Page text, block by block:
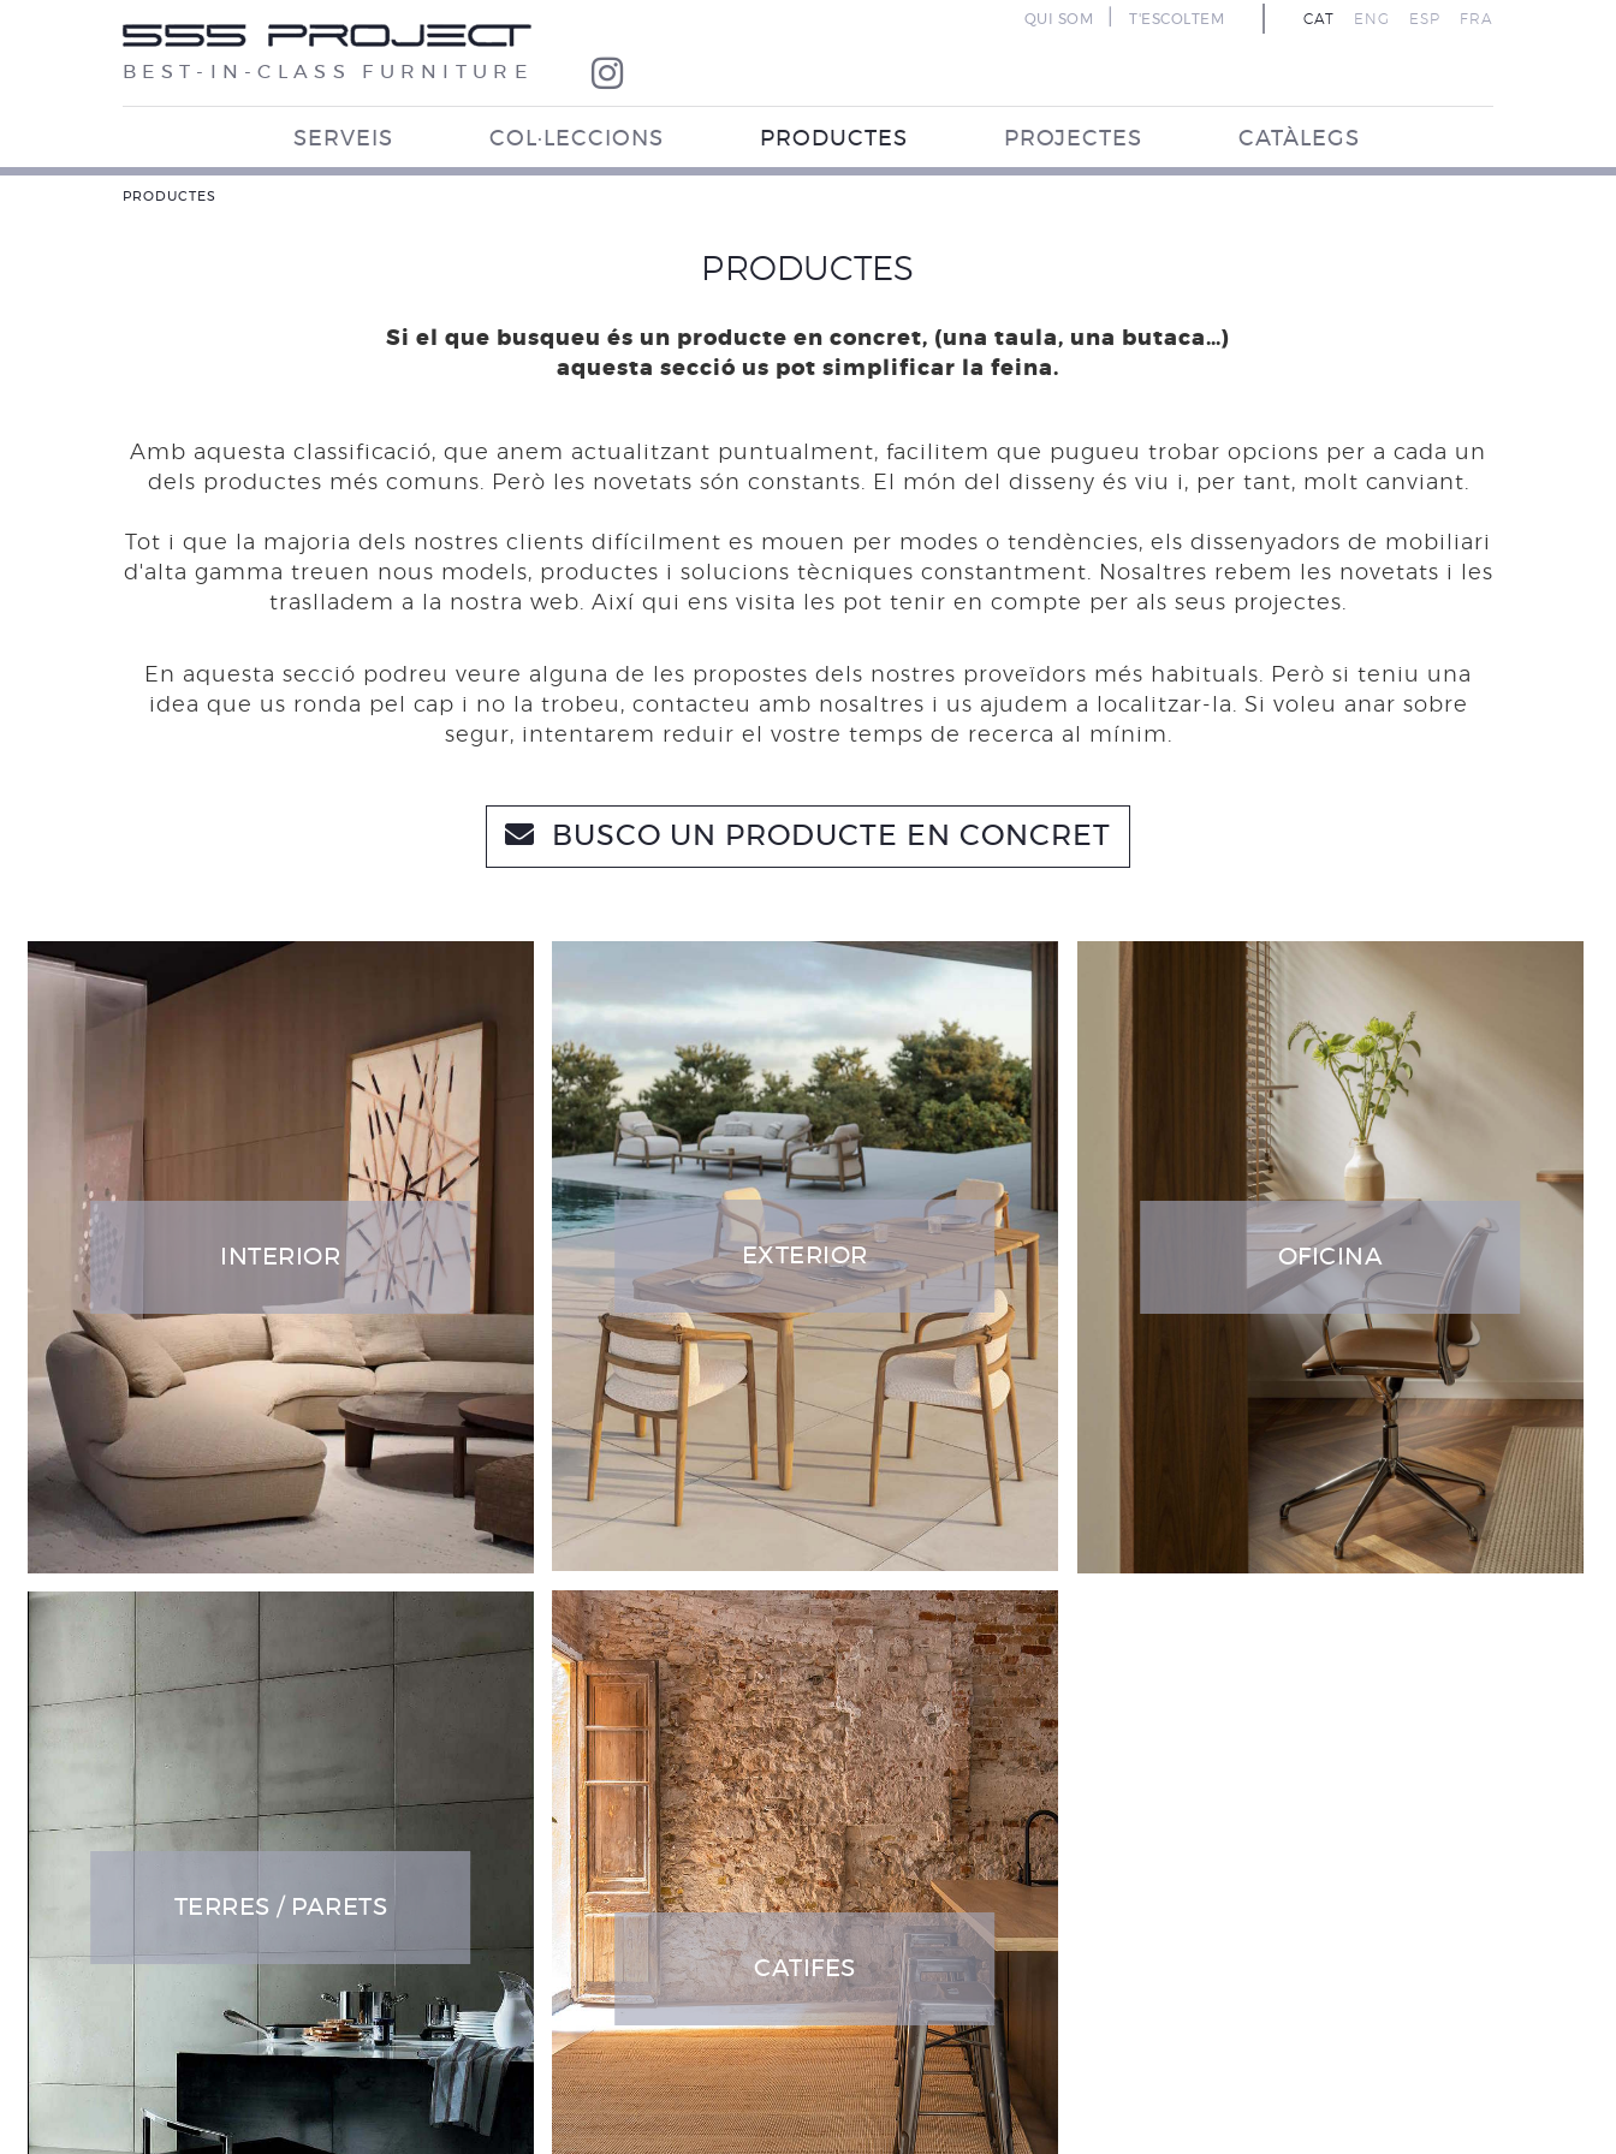
BEST-IN-CLASS FURNITURE
CAT ENG ESP FRA
QUI SOM T'ESCOLTEM
SERVEIS COL·LECCIONS PRODUCTES PROJECTES CATÀLEGS
PRODUCTES
PRODUCTES
Si el que busqueu és un producte en concret, (una taula, una butaca…)
aquesta secció us pot simplificar la feina.
Amb aquesta classificació, que anem actualitzant puntualment, facilitem que pugueu trobar opcions per a cada un
dels productes més comuns. Però les novetats són constants. El món del disseny és viu i, per tant, molt canviant.
Tot i que la majoria dels nostres clients difícilment es mouen per modes o tendències, els dissenyadors de mobiliari
d'alta gamma treuen nous models, productes i solucions tècniques constantment. Nosaltres rebem les novetats i les
traslladem a la nostra web. Així qui ens visita les pot tenir en compte per als seus projectes.
En aquesta secció podreu veure alguna de les propostes dels nostres proveïdors més habituals. Però si teniu una
idea que us ronda pel cap i no la trobeu, contacteu amb nosaltres i us ajudem a localitzar-la. Si voleu anar sobre
segur, intentarem reduir el vostre temps de recerca al mínim.
BUSCO UN PRODUCTE EN CONCRET
INTERIOR EXTERIOR OFICINA
TERRES / PARETS
CATIFES